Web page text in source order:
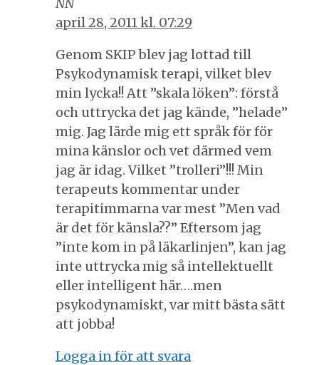
april 28, 2011 kl. 07:29
Genom SKIP blev jag lottad till
Psykodynamisk terapi, vilket blev
min lycka!! Att ”skala löken”: förstå
och uttrycka det jag kände, ”helade”
mig. Jag lärde mig ett språk för för
mina känslor och vet därmed vem
jag är idag. Vilket ”trolleri”!!! Min
terapeuts kommentar under
terapitimmarna var mest ”Men vad
är det för känsla??” Eftersom jag
”inte kom in på läkarlinjen”, kan jag
inte uttrycka mig så intellektuellt
eller intelligent här….men
psykodynamiskt, var mitt bästa sätt
att jobba!
Logga in för att svara